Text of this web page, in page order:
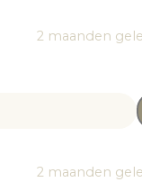
2 maanden
2 maanden